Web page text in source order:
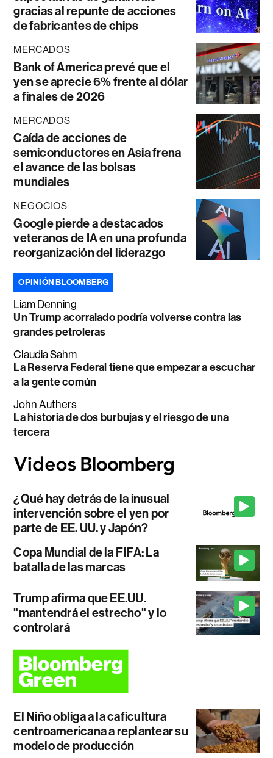
gracias al repunte de acciones
de fabricantes de chips
MERCADOS
Bank of America prevé que el
yen se aprecie 6% frente al dólar
a finales de 2026
MERCADOS
Caída de acciones de
semiconductores en Asia frena
el avance de las bolsas
mundiales
NEGOCIOS
Google pierde a destacados
veteranos de IA en una profunda
reorganización del liderazgo
OPINIÓN BLOOMBERG
Liam Denning
Un Trump acorralado podría volverse contra las
grandes petroleras
Claudia Sahm
La Reserva Federal tiene que empezar a escuchar
a la gente común
John Authers
La historia de dos burbujas y el riesgo de una
tercera
¿Qué hay detrás de la inusual
intervención sobre el yen por
parte de EE. UU. y Japón?
Copa Mundial de la FIFA: La
batalla de las marcas
Trump afirma que EE.UU.
"mantendrá el estrecho" y lo
controlará
El Niño obliga a la caficultura
centroamericana a replantear su
modelo de producción